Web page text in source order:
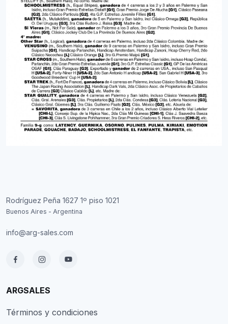
Rodríguez Peña 1627 1º piso 1021
Buenos Aires - Argentina
info@arg-sales.com
ARGSALES
Términos y condiciones